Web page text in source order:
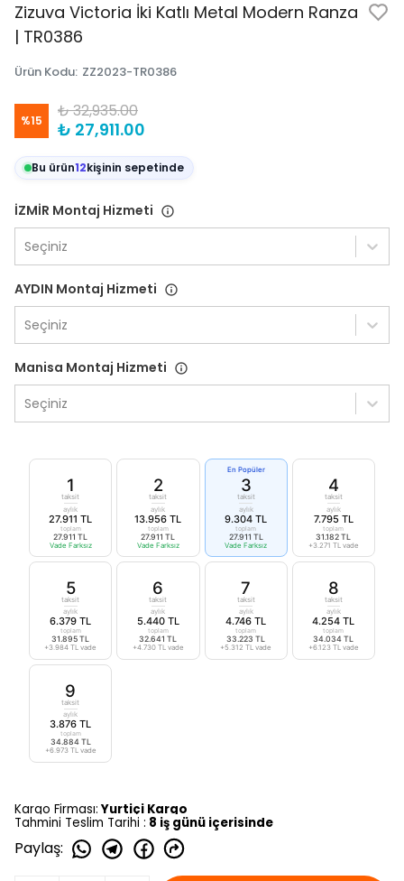
Zizuva Victoria İki Katlı Metal Modern Ranza
| TR0386
Ürün Kodu: ZZ2023-TR0386
%15 ₺ 32,935.00
₺ 27,911.00
Bu ürün12kişinin sepetinde
İZMİR Montaj Hizmeti
Seçiniz
AYDIN Montaj Hizmeti
Seçiniz
Manisa Montaj Hizmeti
Seçiniz
1
taksit
aylık
27.911 TL
toplam
27.911 TL
Vade Farksız
2
taksit
aylık
13.956 TL
toplam
27.911 TL
Vade Farksız
En Popüler
3
taksit
aylık
9.304 TL
toplam
27.911 TL
Vade Farksız
4
taksit
aylık
7.795 TL
toplam
31.182 TL
+3.271 TL vade
5
taksit
aylık
6.379 TL
toplam
31.895 TL
+3.984 TL vade
6
taksit
aylık
5.440 TL
toplam
32.641 TL
+4.730 TL vade
7
taksit
aylık
4.746 TL
toplam
33.223 TL
+5.312 TL vade
8
taksit
aylık
4.254 TL
toplam
34.034 TL
+6.123 TL vade
9
taksit
aylık
3.876 TL
toplam
34.884 TL
+6.973 TL vade
Kargo Firması: Yurtiçi Kargo
Tahmini Teslim Tarihi : 8 iş günü içerisinde
Paylaş: